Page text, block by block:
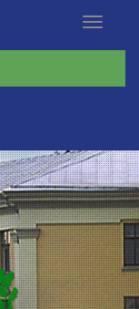
Меню